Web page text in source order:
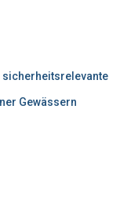
sicherheitsrelevante
Gewässern